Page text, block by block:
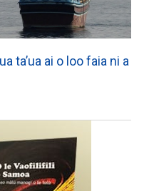
ta’ua ai o loo faia ni a